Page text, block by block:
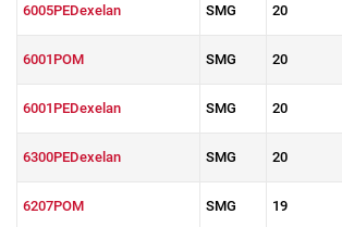
6005PEDexelan SMG 20
6001POM SMG 20
6001PEDexelan SMG 20
6300PEDexelan SMG 20
6207POM SMG 19